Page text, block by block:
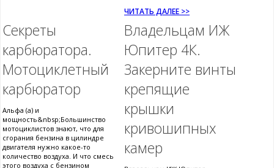
ЧИТАТЬ ДАЛЕЕ >>
Секреты
карбюратора.
Мотоциклетный
карбюратор
Альфа (a) и
мощность&nbsp;Большинство
мотоциклистов знают, что для
сгорания бензина в цилиндре
двигателя нужно какое-то
количество воздуха. И что смесь
этого воздуха с бензином
Владельцам ИЖ
Юпитер 4К.
Закерните винты
крепящие
крышки
кривошипных
камер